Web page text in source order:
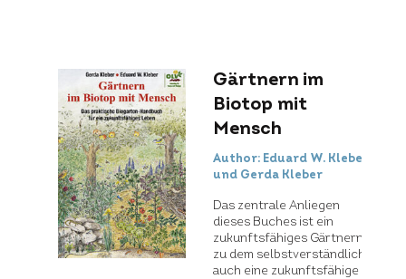
Gärtnern im
Biotop mit
Mensch
Author: Eduard W. Kleber
und Gerda Kleber
Das zentrale Anliegen
dieses Buches ist ein
zukunftsfähiges Gärtnern,
zu dem selbstverständlich
auch eine zukunftsfähige